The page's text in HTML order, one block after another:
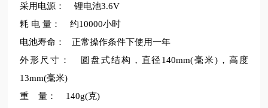
采用电源：
锂电池3.6V
耗 电 量：
约10000小时
电池寿命：
正常操作条件下使用一年
外形尺寸：
圆盘式结构，直径140mm(毫米)，高度
13mm(毫米)
重
量：
140g(克)